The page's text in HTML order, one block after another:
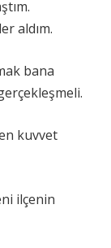
aldım.
bana
kuvvet
ilçenin